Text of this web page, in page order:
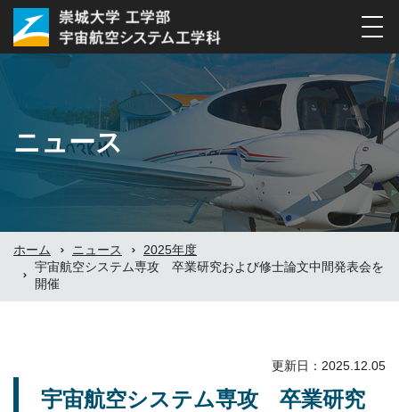
ナ
ビ
ゲ
ー
ョ
ン
の
切
替
ニュース
ホーム ニュース
2025年度
宇宙航空システム専攻 卒業研究および修士論文中間発表会を
開催
更新日：2025.12.05
宇宙航空システム専攻 卒業研究